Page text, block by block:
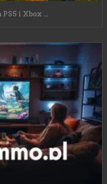
PS5 i Xbox …